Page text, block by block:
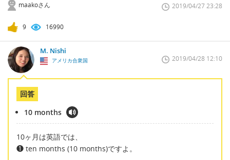
maakoさん 2019/04/27 23:28
9 16990
M. Nishi
アメリカ合衆国 2019/04/28 12:10
回答
10 months
10ヶ月は英語では、
❶ ten months (10 months)ですよ。